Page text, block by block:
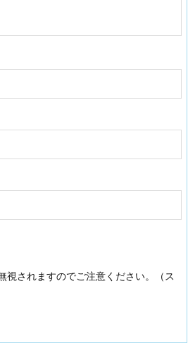
視されますのでご注意ください。（ス